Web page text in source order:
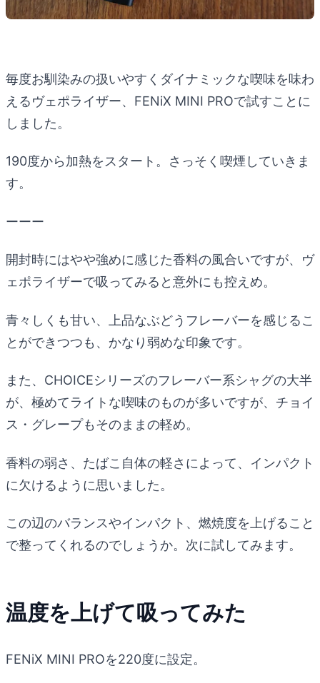
毎度お馴染みの扱いやすくダイナミックな喫味を味わ
えるヴェポライザー、FENiX MINI PROで試すことに
しました。
190度から加熱をスタート。さっそく喫煙していきま
す。
ーーー
開封時にはやや強めに感じた香料の風合いですが、ヴ
ェポライザーで吸ってみると意外にも控えめ。
青々しくも甘い、上品なぶどうフレーバーを感じるこ
とができつつも、かなり弱めな印象です。
また、CHOICEシリーズのフレーバー系シャグの大半
が、極めてライトな喫味のものが多いですが、チョイ
ス・グレープもそのままの軽め。
香料の弱さ、たばこ自体の軽さによって、インパクト
に欠けるように思いました。
この辺のバランスやインパクト、燃焼度を上げること
で整ってくれるのでしょうか。次に試してみます。
温度を上げて吸ってみた
FENiX MINI PROを220度に設定。